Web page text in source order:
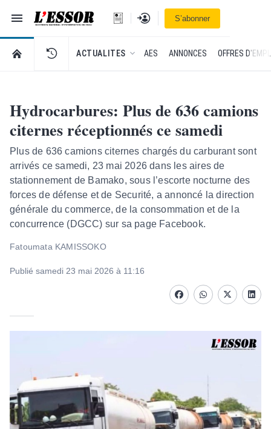
Navigation
L'Essor - retour à la une
Se connecterS’abonner
RETOUR À LA PAGE D’ACCUEIL DE L'ESSOR
ACTUALITES AES ANNONCES OFFRES
Hydrocarbures: Plus de 636 camions
citernes réceptionnés ce samedi
Plus de 636 camions citernes chargés du carburant sont
arrivés ce samedi, 23 mai 2026 dans les aires de
stationnement de Bamako, sous l’escorte nocturne des
forces de défense et de Securité, a annoncé la direction
générale du commerce, de la consommation et de la
concurrence (DGCC) sur sa page Facebook.
Fatoumata KAMISSOKO
Publié samedi 23 mai 2026 à 11:16
FacebookwhatsappTwitter